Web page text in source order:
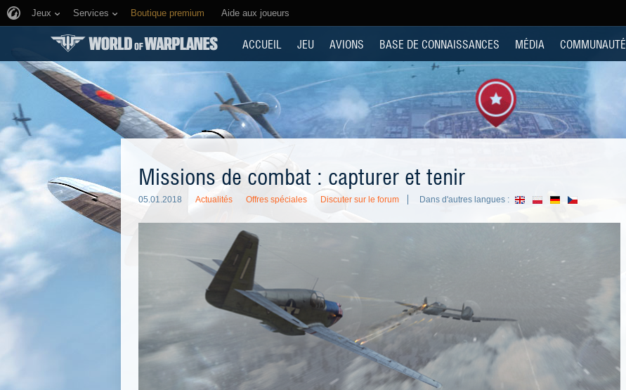
Jeux Services Boutique premium Aide aux joueurs
ACCUEIL JEU AVIONS BASE DE CONNAISSANCES MÉDIA COMMUNAUTÉ
Missions de combat : capturer et tenir
05.01.2018 Actualités Offres spéciales Discuter sur le forum Dans d'autres langues :